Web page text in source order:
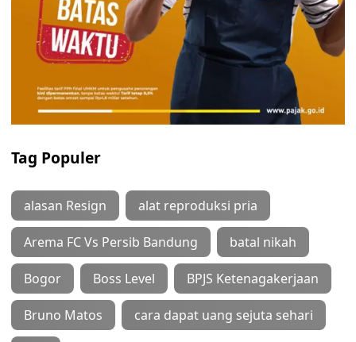
Tag Populer
alasan Resign alat reproduksi pria
Arema FC Vs Persib Bandung batal nikah
Bogor Boss Level BPJS Ketenagakerjaan
Bruno Matos cara dapat uang sejuta sehari